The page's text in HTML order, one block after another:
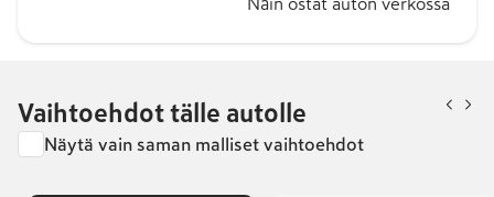
Näin ostat auton verkossa
Vaihtoehdot tälle autolle
Näytä vain saman malliset vaihtoehdot